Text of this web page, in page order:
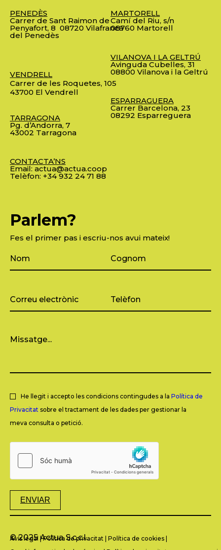
PENEDÈS
Carrer de Sant Raimon de
Penyafort, 8 08720 Vilafranca
del Penedès
VENDRELL
Carrer de les Roquetes, 105
43700 El Vendrell
TARRAGONA
Pg. d’Andorra, 7
43002 Tarragona
CONTACTA’NS
Email: actua@actua.coop
Telèfon: +34 932 24 71 88
MARTORELL
Camí del Riu, s/n
08760 Martorell
VILANOVA I LA GELTRÚ
Avinguda Cubelles, 31
08800 Vilanova i la Geltrú
ESPARRAGUERA
Carrer Barcelona, 23
08292 Esparreguera
Parlem?
Fes el primer pas i escriu-nos avui mateix!
He llegit i accepto les condicions contingudes a la Política de
Privacitat sobre el tractament de les dades per gestionar la
meva consulta o petició.
ENVIAR
© 2025 Actua S.c.c.l.
Avís legal |Política de privacitat | Política de cookies |